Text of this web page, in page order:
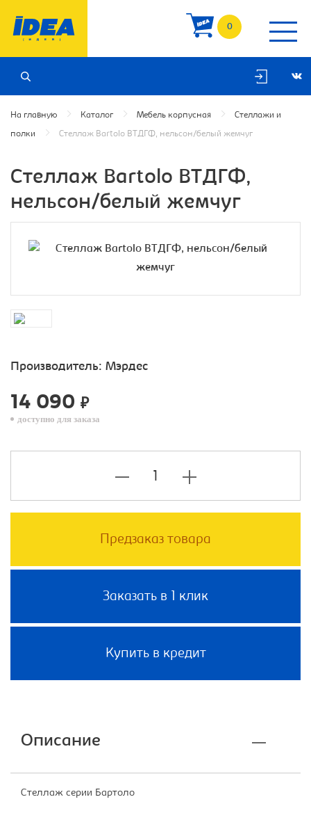
0
На главную Каталог Мебель корпусная Стеллажи и
полки Стеллаж Bartolo ВТДГФ, нельсон/белый жемчуг
Стеллаж Bartolo ВТДГФ,
нельсон/белый жемчуг
Производитель: Мэрдес
14 090 ₽
доступно для заказа
Предзаказ товара
Заказать в 1 клик
Купить в кредит
Описание
Стеллаж серии Бартоло